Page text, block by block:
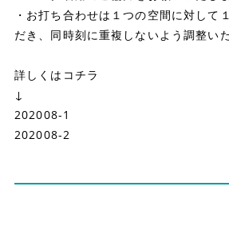
・お打ち合わせは１つの空間に対して
だき、同時刻に重複しないよう調整い
詳しくはコチラ
↓
202008-1
202008-2